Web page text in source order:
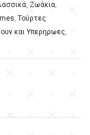
, Ζωάκια,
, Τούρτες
και Υπερηρωες,